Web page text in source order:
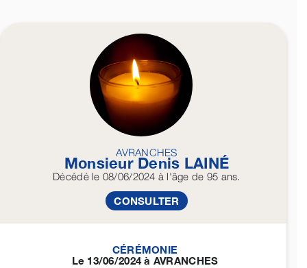
AVRANCHES
Monsieur Denis LAINÉ
Décédéle 08/06/2024 à l'âge de 95 ans.
CONSULTER
CÉRÉMONIE
Le 13/06/2024 à AVRANCHES